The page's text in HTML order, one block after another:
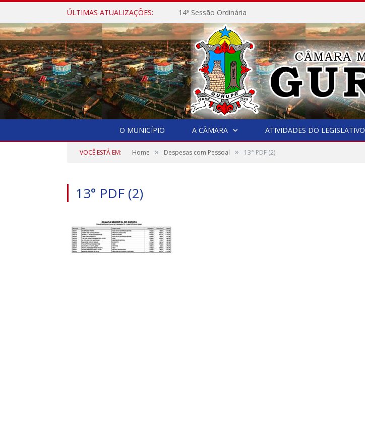
ÚLTIMAS ATUALIZAÇÕES: 14ª Sessão Ordinária
O MUNICÍPIO A CÂMARA ATIVIDADES DO LEGISLATIVO
VOCÊ ESTÁ EM: Home » Despesas com Pessoal » 13° PDF (2)
13° PDF (2)